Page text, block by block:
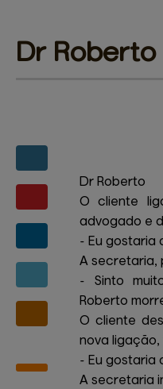
Dr Roberto
Dr Roberto
O cliente
advogado e
- Eu gostaria
A secretaria,
- Sinto
Roberto
O cliente
nova ligação,
- Eu gostaria
A secretaria